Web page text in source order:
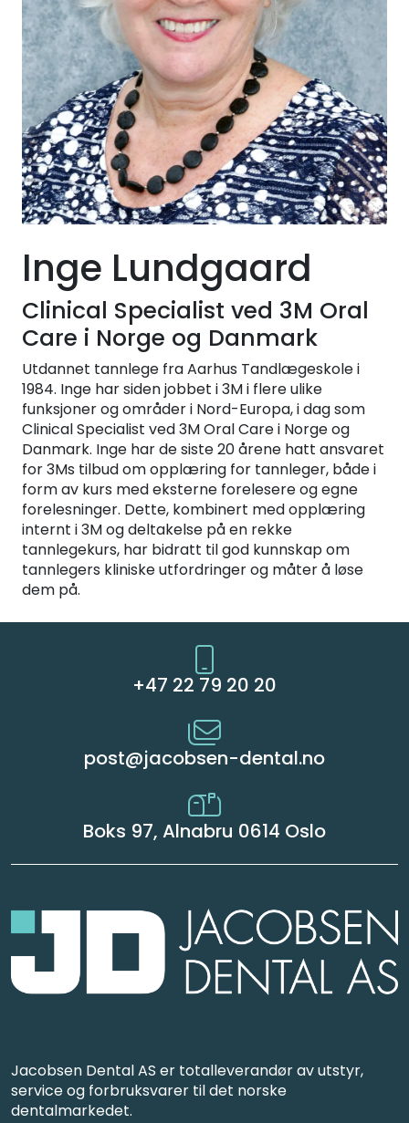
Inge Lundgaard
Clinical Specialist ved 3M Oral
Care i Norge og Danmark
Utdannet tannlege fra Aarhus Tandlægeskole i
1984. Inge har siden jobbet i 3M i flere ulike
funksjoner og områder i Nord-Europa, i dag som
Clinical Specialist ved 3M Oral Care i Norge og
Danmark. Inge har de siste 20 årene hatt ansvaret
for 3Ms tilbud om opplæring for tannleger, både i
form av kurs med eksterne forelesere og egne
forelesninger. Dette, kombinert med opplæring
internt i 3M og deltakelse på en rekke
tannlegekurs, har bidratt til god kunnskap om
tannlegers kliniske utfordringer og måter å løse
dem på.
+47 22 79 20 20
post@jacobsen-dental.no
Boks 97, Alnabru 0614 Oslo
Jacobsen Dental AS er totalleverandør av utstyr,
service og forbruksvarer til det norske
dentalmarkedet.
Kurs
Hygiene